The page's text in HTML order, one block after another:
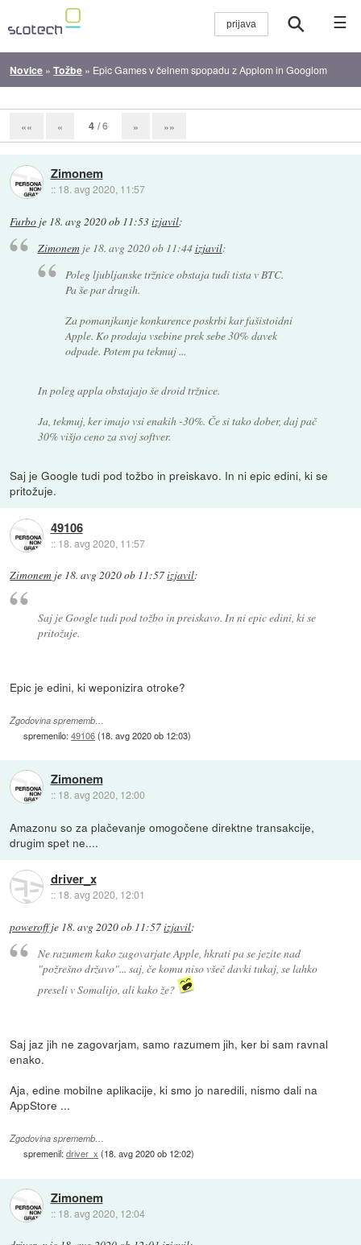
☰
Novice »Tožbe » Epic Games v čelnem spopadu z Applom in Googlom
«« « 4 / 6 » »»
Zimonem
:: 18. avg 2020, 11:57
Furbo je 18. avg 2020 ob 11:53izjavil:
Zimonemje 18. avg 2020 ob 11:44izjavil:
Poleg ljubljanske tržnice obstaja tudi tista v BTC.
Pa še par drugih.
Za pomanjkanje konkurence poskrbi kar fašistoidni
Apple. Ko prodaja vsebine prek sebe 30% davek
odpade. Potem pa tekmuj ...
In poleg appla obstajajo še droid tržnice.
Ja, tekmuj, ker imajo vsi enakih -30%. Če si tako dober, daj pač
30% višjo ceno za svoj softver.
Saj je Google tudi pod tožbo in preiskavo. In ni epic edini, ki se
pritožuje.
49106
:: 18. avg 2020, 11:57
Zimonem je 18. avg 2020 ob 11:57izjavil:
Saj je Google tudi pod tožbo in preiskavo. In ni epic edini, ki se
pritožuje.
Epic je edini, ki weponizira otroke?
Zgodovina sprememb…
spremenilo:49106(18. avg 2020 ob 12:03)
Zimonem
:: 18. avg 2020, 12:00
Amazonu so za plačevanje omogočene direktne transakcije,
drugim spet ne....
driver_x
:: 18. avg 2020, 12:01
poweroffje 18. avg 2020 ob 11:57izjavil:
Ne razumem kako zagovarjate Apple, hkrati pa se jezite nad
"požrešno državo"... saj, če komu niso všeč davki tukaj, se lahko
preseli v Somalijo, ali kako že?
Saj jaz jih ne zagovarjam, samo razumem jih, ker bi sam ravnal
enako.
Aja, edine mobilne aplikacije, ki smo jo naredili, nismo dali na
AppStore ...
Zgodovina sprememb…
spremenil:driver_x (18. avg 2020 ob 12:02)
Zimonem
:: 18. avg 2020, 12:04